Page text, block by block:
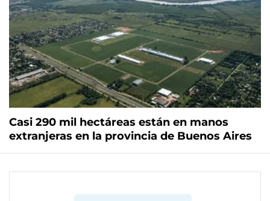
Casi 290 mil hectáreas están en manos
extranjeras en la provincia de Buenos Aires